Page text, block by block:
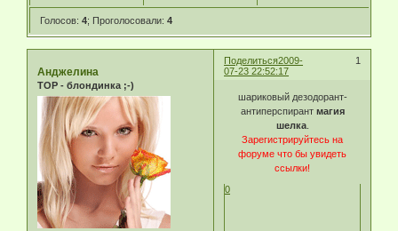
Голосов: 4; Проголосовали: 4
Поделиться 1
2009-
07-23 22:52:17
Анджелина
TOP - блондинка ;-)
шариковый дезодорант-
антиперспирант магия
шелка.
Зарегистрируйтесь на
форуме что бы увидеть
ссылки!
0